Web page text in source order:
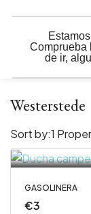
Comprueba
de ir,
Westerstede
1
Sort by:
GASOLINERA
€3